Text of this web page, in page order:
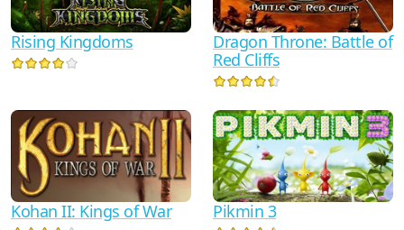
Rising Kingdoms
Dragon Throne: Battle of
Red Cliffs
Kohan II: Kings of War Pikmin 3